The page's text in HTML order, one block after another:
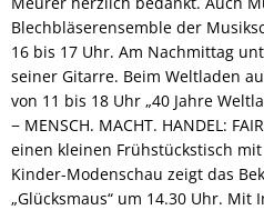
Blechbläserensemble der
16 bis 17 Uhr. Am Nachmittag
seiner Gitarre. Beim Weltladen
von 11 bis 18 Uhr „40 Jahre
− MENSCH. MACHT. HANDEL:
einen kleinen Frühstückstisch
Kinder-Modenschau zeigt das
„Glücksmaus“ um 14.30 Uhr.